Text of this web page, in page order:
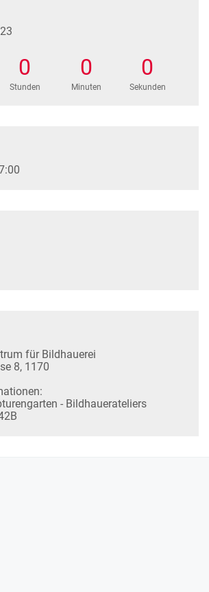
0
Stunden
0
Minuten
0
Sekunden
für Bildhauerei
8, 1170
- Bildhauerateliers